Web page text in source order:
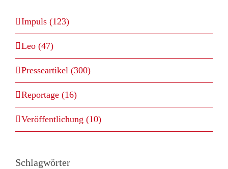
Impuls (123)
Leo (47)
Presseartikel (300)
Reportage (16)
Veröffentlichung (10)
Schlagwörter